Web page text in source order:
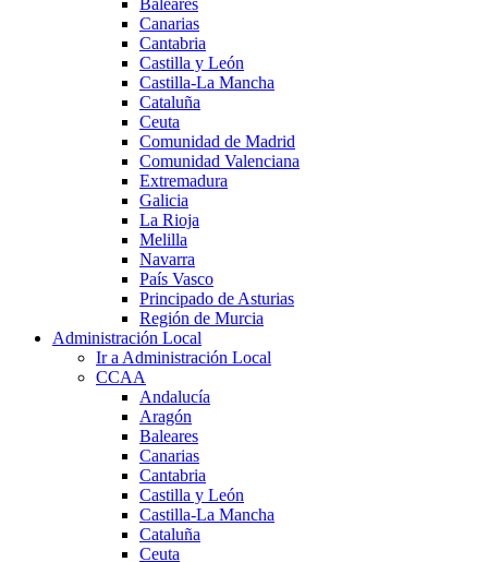
Canarias
Cantabria
Castilla y León
Castilla-La Mancha
Cataluña
Ceuta
Comunidad de Madrid
Comunidad Valenciana
Extremadura
Galicia
La Rioja
Melilla
Navarra
País Vasco
Principado de Asturias
Región de Murcia
Administración Local
Ir a Administración Local
CCAA
Andalucía
Aragón
Baleares
Canarias
Cantabria
Castilla y León
Castilla-La Mancha
Cataluña
Ceuta